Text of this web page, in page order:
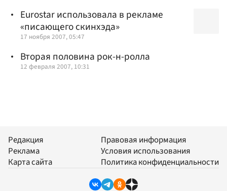
Eurostar использовала в рекламе
«писающего скинхэда»
17 ноября 2007, 05:47
Вторая половина рок-н-ролла
12 февраля 2007, 10:31
Редакция
Реклама
Карта сайта
Правовая информация
Условия использования
Политика конфиденциальности